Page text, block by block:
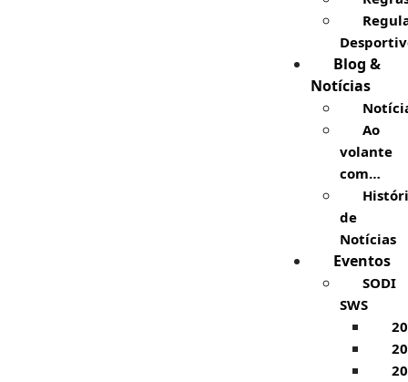
Blog &
Notícias
Ao
volante
com…
de
Notícias
Eventos
SODI
SWS